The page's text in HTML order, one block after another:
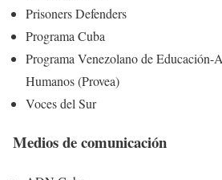
Prisoners Defenders
Programa Cuba
Programa Venezolano de Educación-
Humanos (Provea)
Voces del Sur
Medios de comunicación